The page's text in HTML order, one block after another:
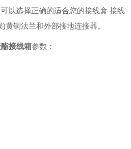
以选择正确的适合您的接线盒 接线
铜法兰和外部接地连接器。
接线箱参数：